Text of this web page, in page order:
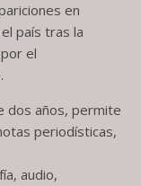
en
país tras la
el
dos años, permite
periodísticas,
audio,